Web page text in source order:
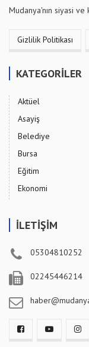
Mudanya'nın siyasi
Gizlilik Politikası
KATEGORİLER
Aktüel
Asayiş
Belediye
Bursa
Eğitim
Ekonomi
İLETİŞİM
05304810252
02245446214